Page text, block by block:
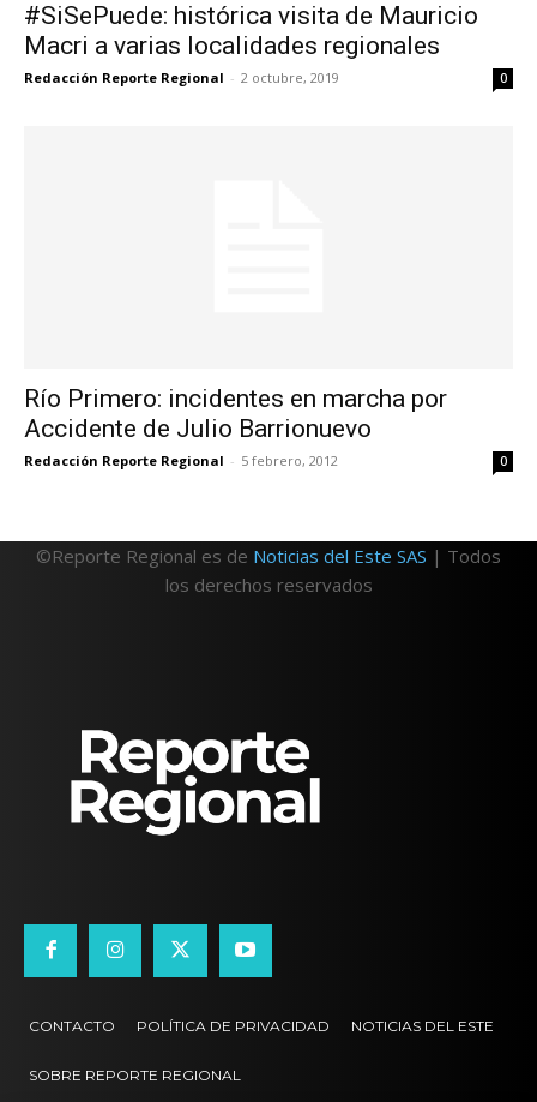
#SiSePuede: histórica visita de Mauricio
Macri a varias localidades regionales
Redacción Reporte Regional - 2 octubre, 2019 0
Río Primero: incidentes en marcha por
Accidente de Julio Barrionuevo
Redacción Reporte Regional - 5 febrero, 2012 0
©Reporte Regional es de Noticias del Este SAS | Todos
los derechos reservados
CONTACTO POLÍTICA DE PRIVACIDAD NOTICIAS DEL ESTE
SOBRE REPORTE REGIONAL